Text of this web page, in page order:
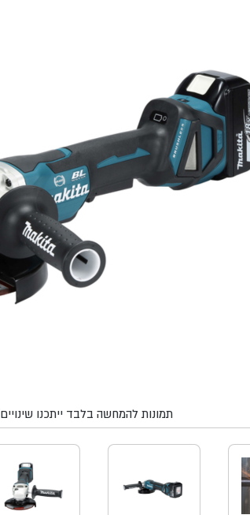
*תמונות להמחשה בלבד ייתכנו שינויים